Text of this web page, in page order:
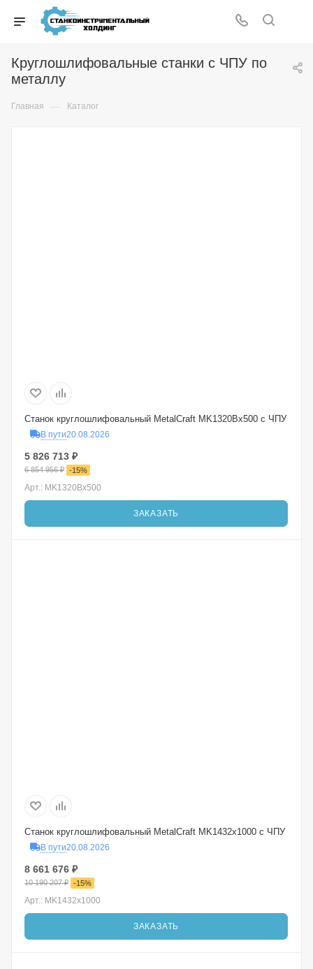
Круглошлифовальные станки с ЧПУ по
металлу
Главная — Каталог
Станок круглошлифовальный MetalCraft MK1320Bx500 с ЧПУ
В пути20.08.2026
5 826 713 ₽
6 854 956₽ -15%
Арт.: MK1320Bx500
ЗАКАЗАТЬ
Станок круглошлифовальный MetalCraft MK1432x1000 с ЧПУ
В пути20.08.2026
8 661 676 ₽
10 190 207₽ -15%
Арт.: MK1432x1000
ЗАКАЗАТЬ